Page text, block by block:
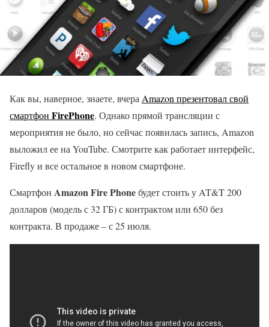
Как вы, наверное, знаете, вчераAmazon презентовал свой
смартфон FirePhone. Однако прямой трансляции с
мероприятия не было, но сейчас появилась запись, Amazon
выложил ее на YouTube. Смотрите как работает интерфейс,
Firefly и все остальное в новом смартфоне.
Смартфон Amazon Fire Phoneбудет стоить у AT&T 200
долларов (модель с 32 ГБ) с контрактом или 650 без
контракта. В продаже – с 25 июля.